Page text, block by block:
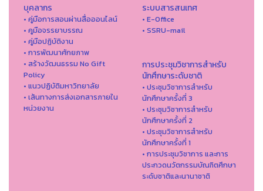
บุคลากร
• คู่มือการสอนผ่านสื่อออนไลน์
• คูมือจรรยาบรรณ
• คู่มือปฏิบัติงาน
• การพัฒนาศักยภาพ
• สร้างวัฒนธรรม No Gift
Policy
• แนวปฏิบัติมหาวิทยาลัย
• เส้นทางการส่งเอกสารภายใน
หน่วยงาน
ระบบสารสนเทศ
• E-Office
• SSRU-mail
การประชุมวิชาการสำหรับ
นักศึกษาระดับชาติ
• ประชุมวิชาการสำหรับ
นักศึกษาครั้งที่ 3
• ประชุมวิชาการสำหรับ
นักศึกษาครั้งที่ 2
• ประชุมวิชาการสำหรับ
นักศึกษาครั้งที่ 1
• การประชุมวิชาการ และการ
ประกวดนวัตกรรมบัณฑิตศึกษา
ระดับชาติและนานาชาติ